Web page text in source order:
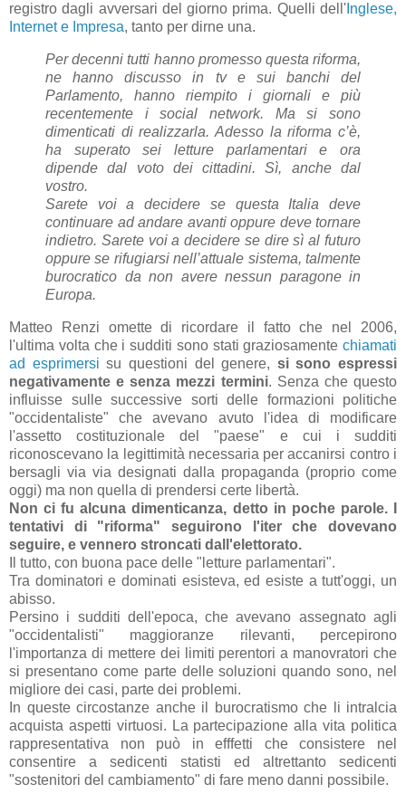
registro dagli avversari del giorno prima. Quelli dell' Inglese,
Internet e Impresa, tanto per dirne una.
Per decenni tutti hanno promesso questa riforma,
ne hanno discusso in tv e sui banchi del
Parlamento, hanno riempito i giornali e più
recentemente i social network. Ma si sono
dimenticati di realizzarla. Adesso la riforma c’è,
ha superato sei letture parlamentari e ora
dipende dal voto dei cittadini. Sì, anche dal
vostro.
Sarete voi a decidere se questa Italia deve
continuare ad andare avanti oppure deve tornare
indietro. Sarete voi a decidere se dire sì al futuro
oppure se rifugiarsi nell’attuale sistema, talmente
burocratico da non avere nessun paragone in
Europa.
Matteo Renzi omette di ricordare il fatto che nel 2006,
l'ultima volta che i sudditi sono stati graziosamente chiamati
ad esprimersi su questioni del genere, si sono espressi
negativamente e senza mezzi termini. Senza che questo
influisse sulle successive sorti delle formazioni politiche
"occidentaliste" che avevano avuto l'idea di modificare
l'assetto costituzionale del "paese" e cui i sudditi
riconoscevano la legittimità necessaria per accanirsi contro i
bersagli via via designati dalla propaganda (proprio come
oggi) ma non quella di prendersi certe libertà.
Non ci fu alcuna dimenticanza, detto in poche parole. I
tentativi di "riforma" seguirono l'iter che dovevano
seguire, e vennero stroncati dall'elettorato.
Il tutto, con buona pace delle "letture parlamentari".
Tra dominatori e dominati esisteva, ed esiste a tutt'oggi, un
abisso.
Persino i sudditi dell'epoca, che avevano assegnato agli
"occidentalisti" maggioranze rilevanti, percepirono
l'importanza di mettere dei limiti perentori a manovratori che
si presentano come parte delle soluzioni quando sono, nel
migliore dei casi, parte dei problemi.
In queste circostanze anche il burocratismo che li intralcia
acquista aspetti virtuosi. La partecipazione alla vita politica
rappresentativa non può in efffetti che consistere nel
consentire a sedicenti statisti ed altrettanto sedicenti
"sostenitori del cambiamento" di fare meno danni possibile.